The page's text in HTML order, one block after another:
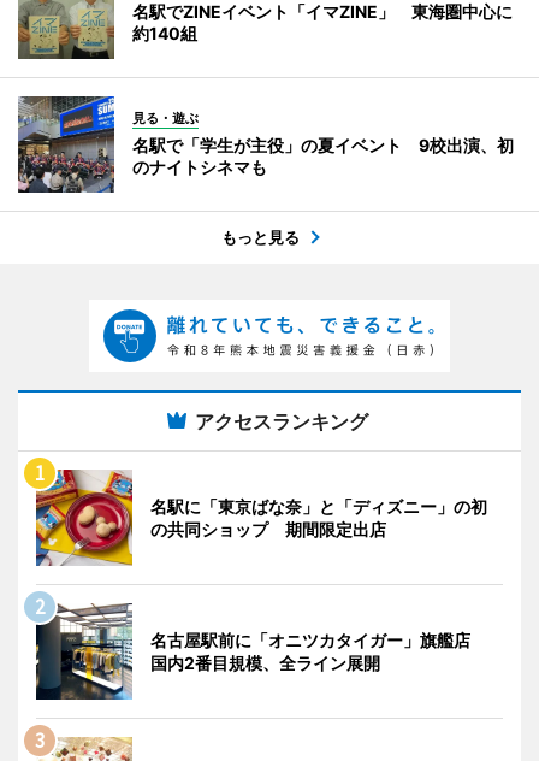
名駅でZINEイベント「イマZINE」 東海圏中心に
約140組
見る・遊ぶ
名駅で「学生が主役」の夏イベント 9校出演、初
のナイトシネマも
もっと見る
アクセスランキング
名駅に「東京ばな奈」と「ディズニー」の初
の共同ショップ 期間限定出店
名古屋駅前に「オニツカタイガー」旗艦店
国内2番目規模、全ライン展開